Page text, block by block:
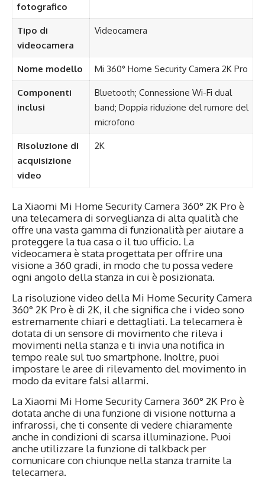
fotografico
Tipo di
videocamera
Videocamera
Nome modello Mi 360° Home Security Camera 2K Pro
Componenti
inclusi
Bluetooth; Connessione Wi-Fi dual
band; Doppia riduzione del rumore del
microfono
Risoluzione di
acquisizione
video
2K
LaXiaomi Mi Home Security Camera 360° 2K Pro è
una telecamera di sorveglianza di alta qualità che
offre una vasta gamma di funzionalità per aiutare a
proteggere la tua casa o il tuo ufficio. La
videocamera è stata progettata per offrire una
visione a 360 gradi, in modo che tu possa vedere
ogni angolo della stanza in cui è posizionata.
La risoluzione video della Mi Home Security Camera
360° 2K Pro è di 2K, il che significa che i video sono
estremamente chiari e dettagliati. La telecamera è
dotata di un sensore di movimento che rileva i
movimenti nella stanza e ti invia una notifica in
tempo reale sul tuo smartphone. Inoltre, puoi
impostare le aree di rilevamento del movimento in
modo da evitare falsi allarmi.
La Xiaomi Mi Home Security Camera 360° 2K Pro è
dotata anche di una funzione di visione notturna a
infrarossi, che ti consente di vedere chiaramente
anche in condizioni di scarsa illuminazione. Puoi
anche utilizzare la funzione di talkback per
comunicare con chiunque nella stanza tramite la
telecamera.